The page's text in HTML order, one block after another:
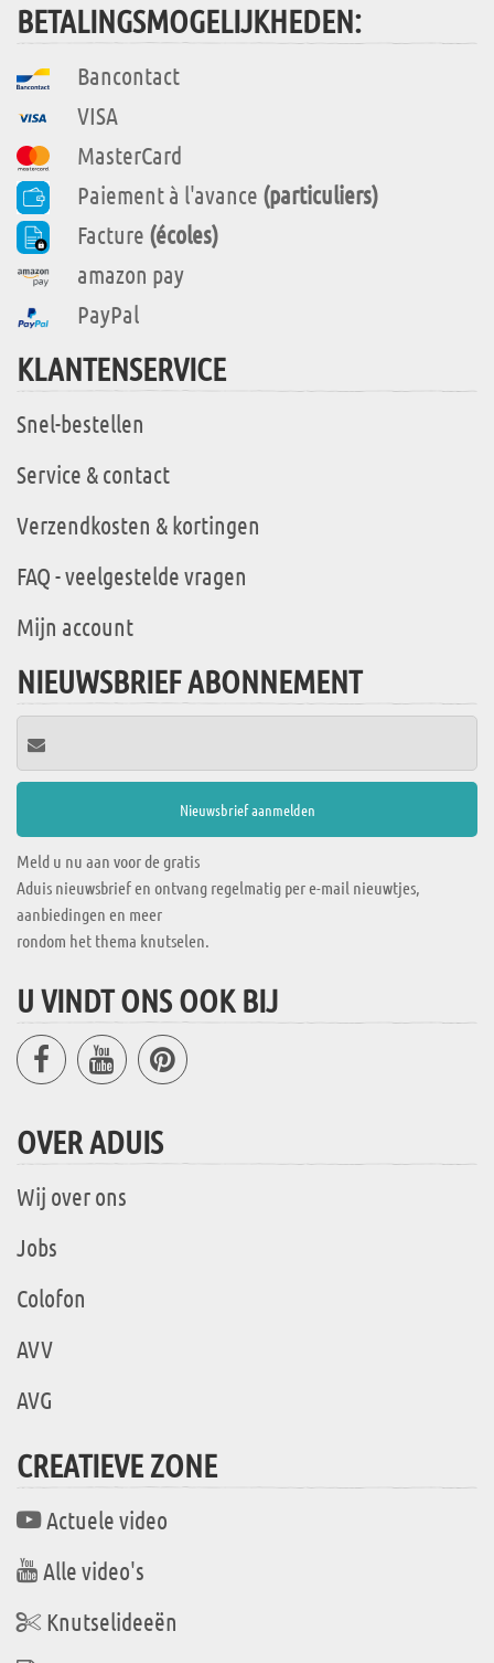
BETALINGSMOGELIJKHEDEN:
Bancontact
VISA
MasterCard
Paiement à l'avance (particuliers)
Facture (écoles)
amazon pay
PayPal
KLANTENSERVICE
Snel-bestellen
Service & contact
Verzendkosten & kortingen
FAQ - veelgestelde vragen
Mijn account
NIEUWSBRIEF ABONNEMENT
Meld u nu aan voor de gratis
Aduis nieuwsbrief en ontvang regelmatig per e-mail nieuwtjes,
aanbiedingen en meer
rondom het thema knutselen.
U VINDT ONS OOK BIJ
OVER ADUIS
Wij over ons
Jobs
Colofon
AVV
AVG
CREATIEVE ZONE
Actuele video
Alle video's
Knutselideeën